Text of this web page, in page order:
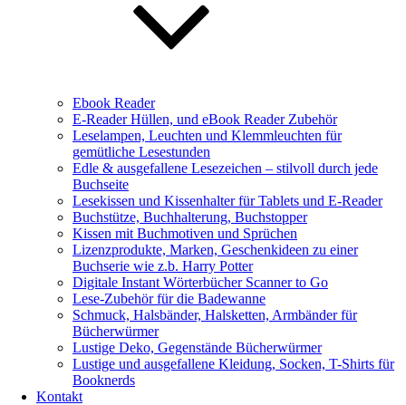
Ebook Reader
E-Reader Hüllen, und eBook Reader Zubehör
Leselampen, Leuchten und Klemmleuchten für
gemütliche Lesestunden
Edle & ausgefallene Lesezeichen – stilvoll durch jede
Buchseite
Lesekissen und Kissenhalter für Tablets und E-Reader
Buchstütze, Buchhalterung, Buchstopper
Kissen mit Buchmotiven und Sprüchen
Lizenzprodukte, Marken, Geschenkideen zu einer
Buchserie wie z.b. Harry Potter
Digitale Instant Wörterbücher Scanner to Go
Lese-Zubehör für die Badewanne
Schmuck, Halsbänder, Halsketten, Armbänder für
Bücherwürmer
Lustige Deko, Gegenstände Bücherwürmer
Lustige und ausgefallene Kleidung, Socken, T-Shirts für
Booknerds
Kontakt